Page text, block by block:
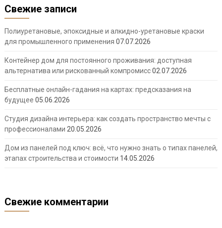
Свежие записи
Полиуретановые, эпоксидные и алкидно-уретановые краски
для промышленного применения 07.07.2026
Контейнер дом для постоянного проживания: доступная
альтернатива или рискованный компромисс02.07.2026
Бесплатные онлайн-гадания на картах: предсказания на
будущее 05.06.2026
Студия дизайна интерьера: как создать пространство мечты с
профессионалами 20.05.2026
Дом из панелей под ключ: всё, что нужно знать о типах панелей,
этапах строительства и стоимости 14.05.2026
Свежие комментарии